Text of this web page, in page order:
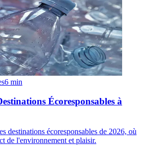
6 min
Écoresponsables à
destinations écoresponsables de 2026, où
de l'environnement et plaisir.